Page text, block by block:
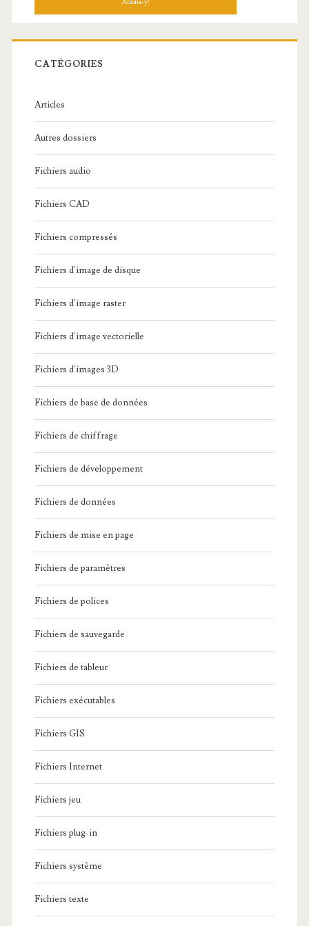
h
r
c
:
CATÉGORIES
Articles
Autres dossiers
Fichiers audio
Fichiers CAD
Fichiers compressés
Fichiers d'image de disque
Fichiers d'image raster
Fichiers d'image vectorielle
Fichiers d'images 3D
Fichiers de base de données
Fichiers de chiffrage
Fichiers de développement
Fichiers de données
Fichiers de mise en page
Fichiers de paramètres
Fichiers de polices
Fichiers de sauvegarde
Fichiers de tableur
Fichiers exécutables
Fichiers GIS
Fichiers Internet
Fichiers jeu
Fichiers plug-in
Fichiers système
Fichiers texte